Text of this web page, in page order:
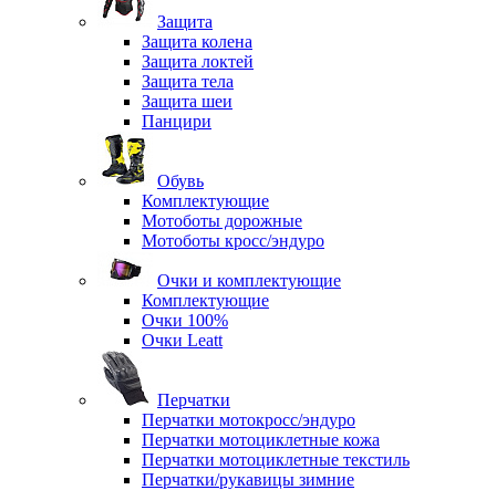
Защита
Защита колена
Защита локтей
Защита тела
Защита шеи
Панцири
Обувь
Комплектующие
Мотоботы дорожные
Мотоботы кросс/эндуро
Очки и комплектующие
Комплектующие
Очки 100%
Очки Leatt
Перчатки
Перчатки мотокросс/эндуро
Перчатки мотоциклетные кожа
Перчатки мотоциклетные текстиль
Перчатки/рукавицы зимние